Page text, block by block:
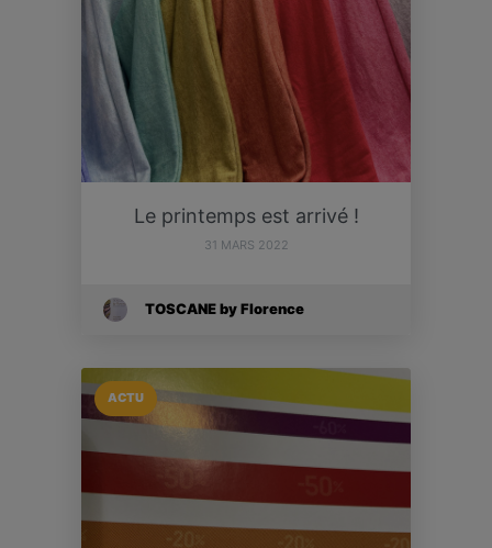
Le printemps est arrivé !
31 MARS 2022
TOSCANE by Florence
ACTU